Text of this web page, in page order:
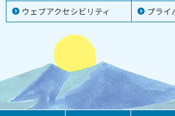
ウェブアクセシビリティ
プライ